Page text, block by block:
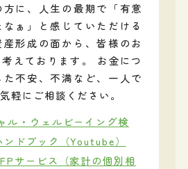
に、人生の最期で「有意
ぁ」と感じていただける
産形成の面から、皆様のお
えております。 お金につ
不安、不満など、一人で
軽にご相談ください。
ル・ウェルビーイング検
ンドブック（Youtube）
サービス（家計の個別相